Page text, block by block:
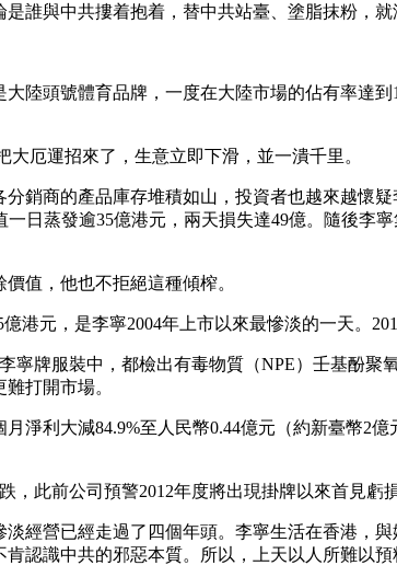
誰與中共摟着抱着，替中共站臺、塗脂抹粉，就
陸頭號體育品牌，一度在大陸市場的佔有率達到
厄運招來了，生意立即下滑，並一潰千里。
銷商的產品庫存堆積如山，投資者也越來越懷
日蒸發逾35億港元，兩天損失達49億。隨後李
值，他也不拒絕這種傾榨。
港元，是李寧2004年上市以來最慘淡的一天。
寧牌服裝中，都檢出有毒物質（NPE）壬基酚
打開市場。
淨利大減84.9%至人民幣0.44億元（約新臺幣2
此前公司預警2012年度將出現掛牌以來首見虧
淡經營已經走過了四個年頭。李寧生活在香港，
認識中共的邪惡本質。所以，上天以人所難以